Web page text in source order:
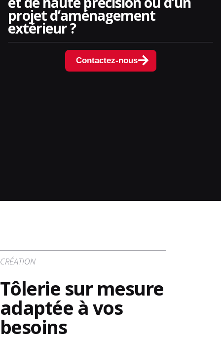
projet d’aménagement
extérieur ?
Contactez-nous
CRÉATION
Tôlerie sur mesure
adaptée à vos
besoins